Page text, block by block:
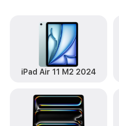
iPad Air 11 M2 2024